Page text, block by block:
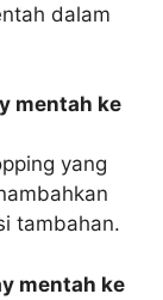
dalam
mentah ke
yang
tambahan.
mentah ke